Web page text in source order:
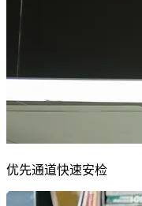
优先通道快速安检